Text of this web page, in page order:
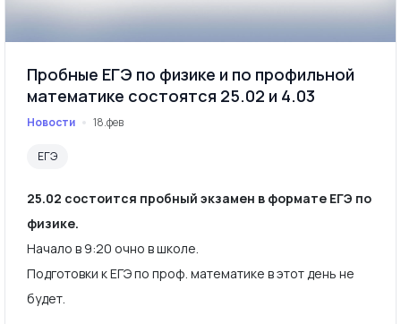
Пробные ЕГЭ по физике и по профильной
математике состоятся 25.02 и 4.03
Новости 18.фев
ЕГЭ
25.02 состоится пробный экзамен в формате ЕГЭ по
физике.
Начало в 9:20 очно в школе.
Подготовки к ЕГЭ по проф. математике в этот день не
будет.